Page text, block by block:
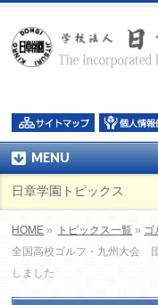
MENU
日章学園トピックス
HOME » トピックス一覧 » ゴ
全国高校ゴルフ・九州大会
しました